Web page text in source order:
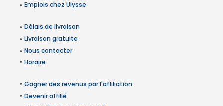
» Emplois chez Ulysse
» Délais de livraison
» Livraison gratuite
» Nous contacter
» Horaire
» Gagner des revenus par l'affiliation
» Devenir affilié